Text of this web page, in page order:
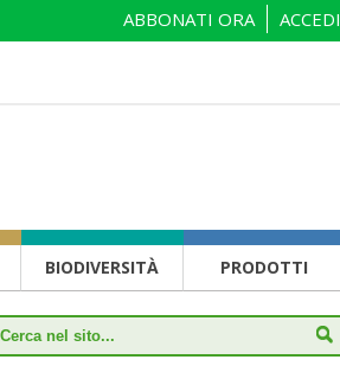
ACCEDI
ABBONATI ORA
BIODIVERSITÀ PRODOTTI